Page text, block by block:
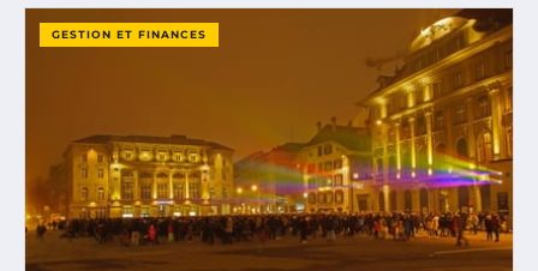
GESTION ET FINANCES